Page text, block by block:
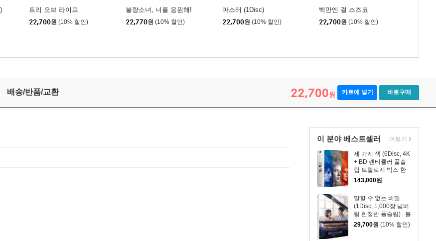
트리 오브 라이프
22,700원 (10% 할인)
불량소녀, 너를 응원해!
22,770원 (10% 할인)
마스터 (1Disc)
22,700원 (10% 할인)
백만엔 걸 스즈코
22,700원 (10% 할인)
배송/반품/교환 22,700원 카트에 넣기 바로구매
이 분야 베스트셀러
세 가지 색 (6Disc, 4K
+ BD 렌티큘러 풀슬
립 트릴로지 박스 한
정판) : 블루레이
143,000원
말할 수 없는 비밀
(1Disc, 1,000장 넘버
링 한정반 풀슬립) : 블
루레이
29,700원 (10% 할인)
더보기